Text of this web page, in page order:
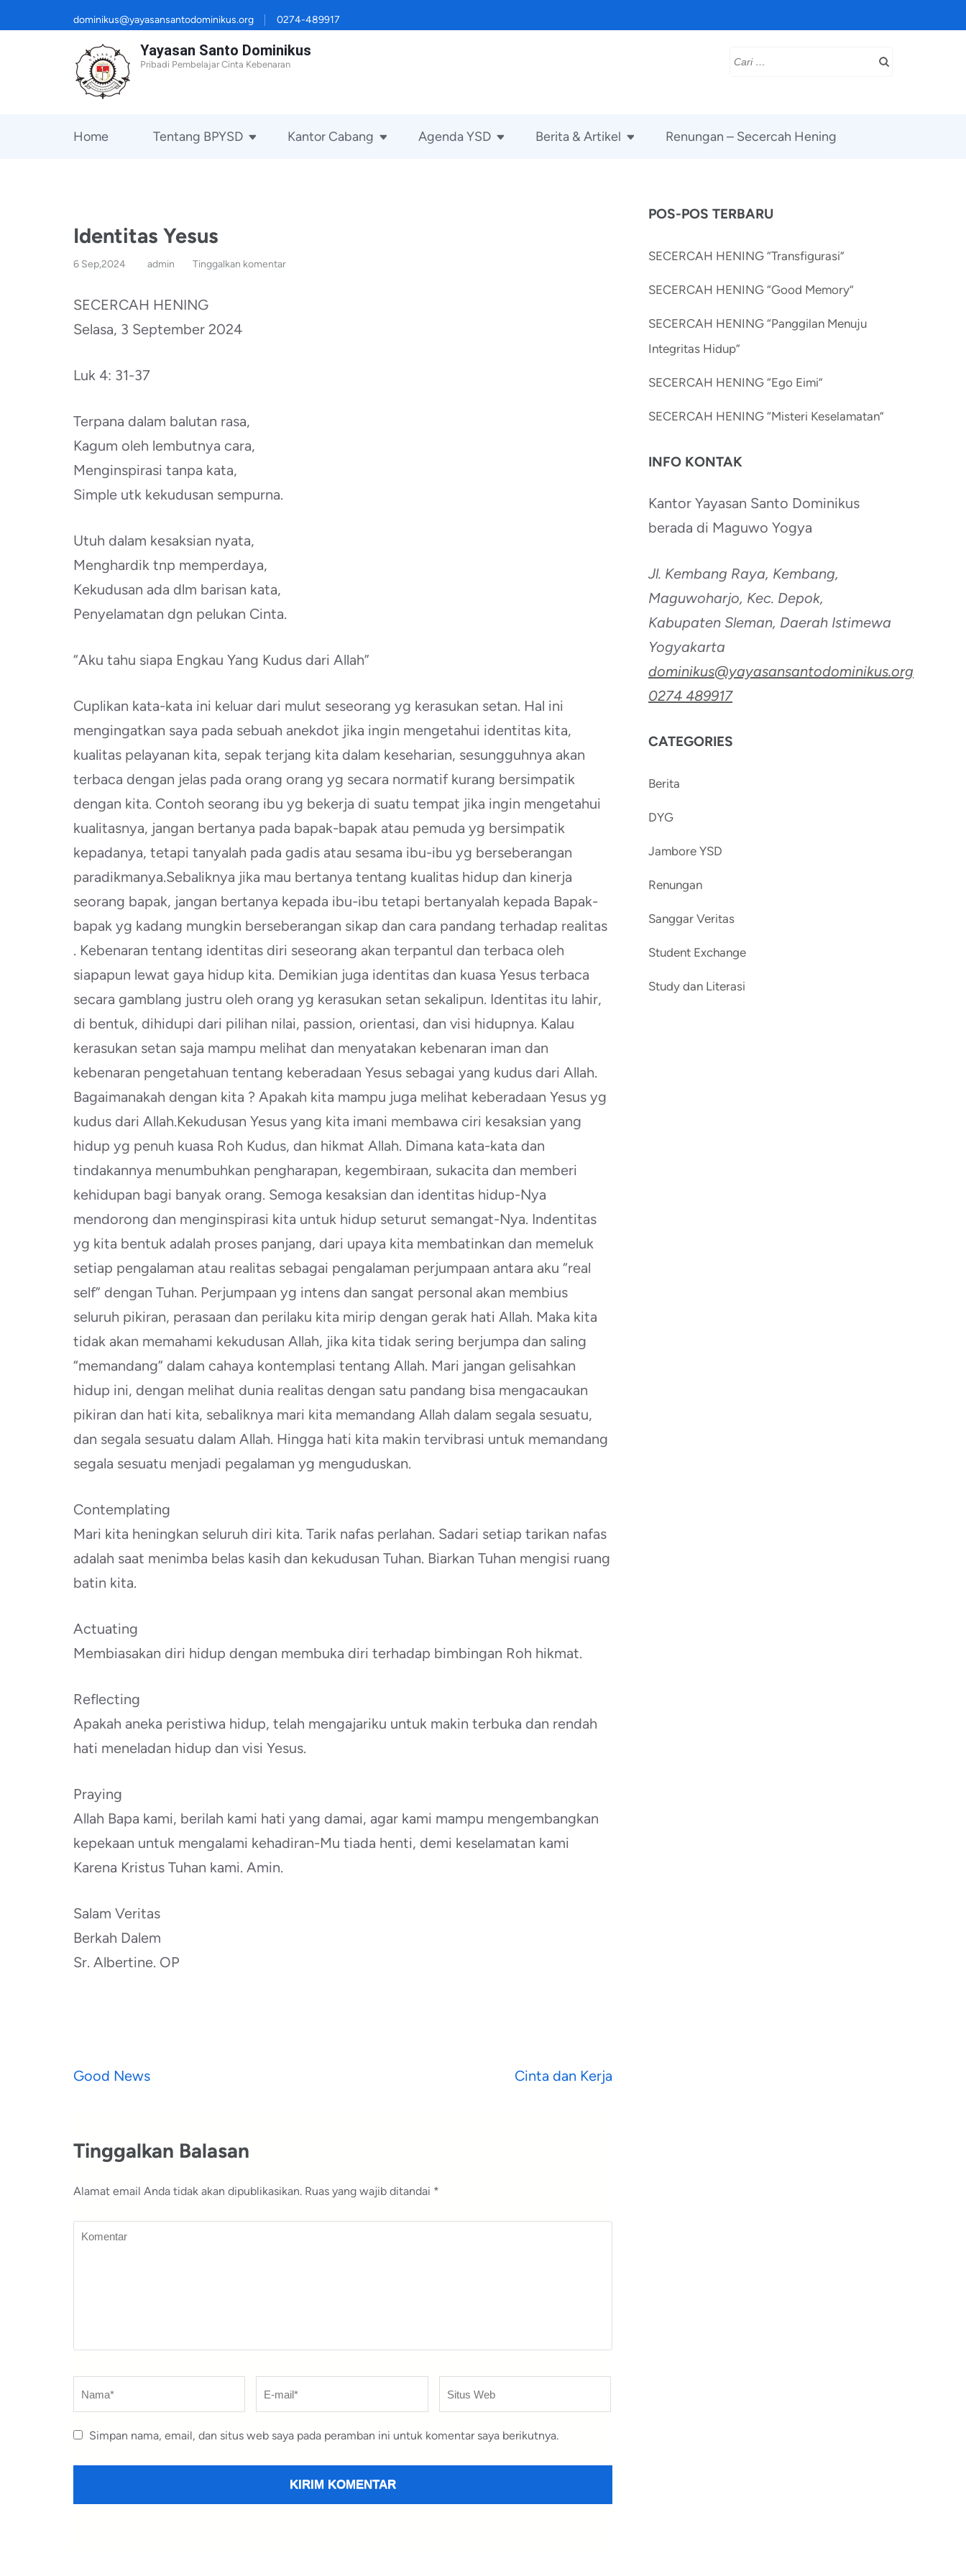
ke
dominikus@yayasansantodominikus.org 0274-489917
Yayasan Santo Dominikus
Pribadi Pembelajar Cinta Kebenaran
Cari
Home Tentang BPYSD Kantor Cabang Agenda YSD Berita & Artikel Renungan – Secercah Hening
Identitas Yesus
6 Sep,2024 admin Tinggalkan komentar
SECERCAH HENING
Selasa, 3 September 2024
Luk 4: 31-37
Terpana dalam balutan rasa,
Kagum oleh lembutnya cara,
Menginspirasi tanpa kata,
Simple utk kekudusan sempurna.
Utuh dalam kesaksian nyata,
Menghardik tnp memperdaya,
Kekudusan ada dlm barisan kata,
Penyelamatan dgn pelukan Cinta.
“Aku tahu siapa Engkau Yang Kudus dari Allah”
Cuplikan kata-kata ini keluar dari mulut seseorang yg kerasukan setan. Hal ini
mengingatkan saya pada sebuah anekdot jika ingin mengetahui identitas kita,
kualitas pelayanan kita, sepak terjang kita dalam keseharian, sesungguhnya akan
terbaca dengan jelas pada orang orang yg secara normatif kurang bersimpatik
dengan kita. Contoh seorang ibu yg bekerja di suatu tempat jika ingin mengetahui
kualitasnya, jangan bertanya pada bapak-bapak atau pemuda yg bersimpatik
kepadanya, tetapi tanyalah pada gadis atau sesama ibu-ibu yg berseberangan
paradikmanya.Sebaliknya jika mau bertanya tentang kualitas hidup dan kinerja
seorang bapak, jangan bertanya kepada ibu-ibu tetapi bertanyalah kepada Bapak-
bapak yg kadang mungkin berseberangan sikap dan cara pandang terhadap realitas
. Kebenaran tentang identitas diri seseorang akan terpantul dan terbaca oleh
siapapun lewat gaya hidup kita. Demikian juga identitas dan kuasa Yesus terbaca
secara gamblang justru oleh orang yg kerasukan setan sekalipun. Identitas itu lahir,
di bentuk, dihidupi dari pilihan nilai, passion, orientasi, dan visi hidupnya. Kalau
kerasukan setan saja mampu melihat dan menyatakan kebenaran iman dan
kebenaran pengetahuan tentang keberadaan Yesus sebagai yang kudus dari Allah.
Bagaimanakah dengan kita ? Apakah kita mampu juga melihat keberadaan Yesus yg
kudus dari Allah.Kekudusan Yesus yang kita imani membawa ciri kesaksian yang
hidup yg penuh kuasa Roh Kudus, dan hikmat Allah. Dimana kata-kata dan
tindakannya menumbuhkan pengharapan, kegembiraan, sukacita dan memberi
kehidupan bagi banyak orang. Semoga kesaksian dan identitas hidup-Nya
mendorong dan menginspirasi kita untuk hidup seturut semangat-Nya. Indentitas
yg kita bentuk adalah proses panjang, dari upaya kita membatinkan dan memeluk
setiap pengalaman atau realitas sebagai pengalaman perjumpaan antara aku “real
self” dengan Tuhan. Perjumpaan yg intens dan sangat personal akan membius
seluruh pikiran, perasaan dan perilaku kita mirip dengan gerak hati Allah. Maka kita
tidak akan memahami kekudusan Allah, jika kita tidak sering berjumpa dan saling
“memandang” dalam cahaya kontemplasi tentang Allah. Mari jangan gelisahkan
hidup ini, dengan melihat dunia realitas dengan satu pandang bisa mengacaukan
pikiran dan hati kita, sebaliknya mari kita memandang Allah dalam segala sesuatu,
dan segala sesuatu dalam Allah. Hingga hati kita makin tervibrasi untuk memandang
segala sesuatu menjadi pegalaman yg menguduskan.
Contemplating
Mari kita heningkan seluruh diri kita. Tarik nafas perlahan. Sadari setiap tarikan nafas
adalah saat menimba belas kasih dan kekudusan Tuhan. Biarkan Tuhan mengisi ruang
batin kita.
Actuating
Membiasakan diri hidup dengan membuka diri terhadap bimbingan Roh hikmat.
Reflecting
Apakah aneka peristiwa hidup, telah mengajariku untuk makin terbuka dan rendah
hati meneladan hidup dan visi Yesus.
Praying
Allah Bapa kami, berilah kami hati yang damai, agar kami mampu mengembangkan
kepekaan untuk mengalami kehadiran-Mu tiada henti, demi keselamatan kami
Karena Kristus Tuhan kami. Amin.
Salam Veritas
Berkah Dalem
Sr. Albertine. OP
Navigasi
Good News Cinta dan Kerja
Tinggalkan Balasan
Alamat email Anda tidak akan dipublikasikan. Ruas yang wajib ditandai *
Komentar
Nama
E-
mail*
Situs
Web
Simpan nama, email, dan situs web saya pada peramban ini untuk komentar saya berikutnya.
POS-POS TERBARU
SECERCAH HENING “Transfigurasi”
SECERCAH HENING “Good Memory”
SECERCAH HENING “Panggilan Menuju
Integritas Hidup”
SECERCAH HENING “Ego Eimi”
SECERCAH HENING “Misteri Keselamatan”
INFO KONTAK
Kantor Yayasan Santo Dominikus
berada di Maguwo Yogya
Jl. Kembang Raya, Kembang,
Maguwoharjo, Kec. Depok,
Kabupaten Sleman, Daerah Istimewa
Yogyakarta
dominikus@yayasansantodominikus.org
0274 489917
CATEGORIES
Berita
DYG
Jambore YSD
Renungan
Sanggar Veritas
Student Exchange
Study dan Literasi